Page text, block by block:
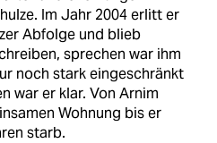
Im Jahr 2004 erlitt er
Abfolge und blieb
sprechen war ihm
noch stark eingeschränkt
war er klar. Von Arnim
Wohnung bis er
starb.